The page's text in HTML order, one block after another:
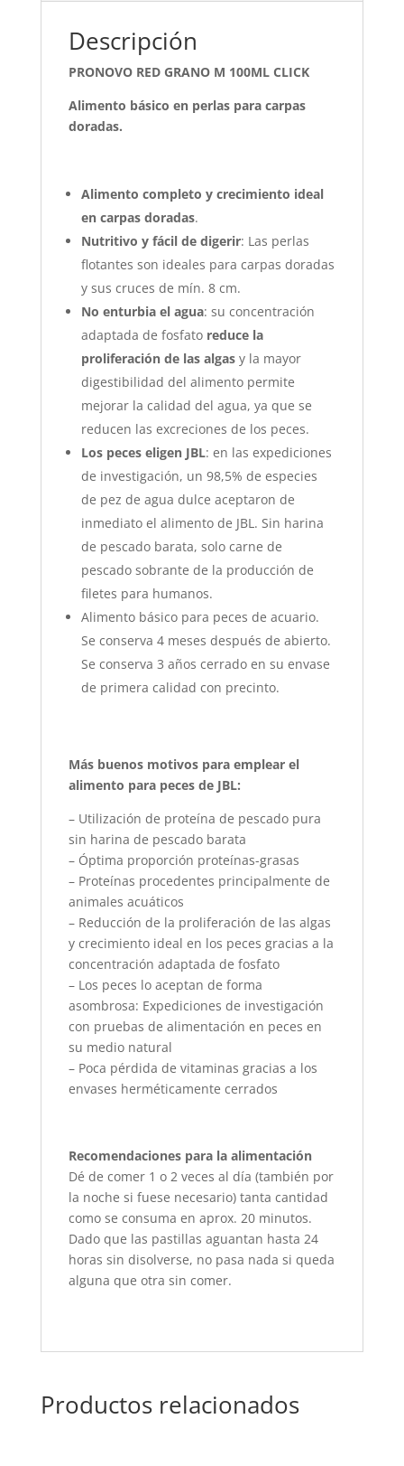
Descripción
PRONOVO RED GRANO M 100ML CLICK
Alimento básico en perlas para carpas
doradas.
Alimento completo y crecimiento ideal
en carpas doradas.
Nutritivo y fácil de digerir: Las perlas
flotantes son ideales para carpas doradas
y sus cruces de mín. 8 cm.
No enturbia el agua: su concentración
adaptada de fosfato reduce la
proliferación de las algasy la mayor
digestibilidad del alimento permite
mejorar la calidad del agua, ya que se
reducen las excreciones de los peces.
Los peces eligen JBL: en las expediciones
de investigación, un 98,5% de especies
de pez de agua dulce aceptaron de
inmediato el alimento de JBL. Sin harina
de pescado barata, solo carne de
pescado sobrante de la producción de
filetes para humanos.
Alimento básico para peces de acuario.
Se conserva 4 meses después de abierto.
Se conserva 3 años cerrado en su envase
de primera calidad con precinto.
Más buenos motivos para emplear el
alimento para peces de JBL:
– Utilización de proteína de pescado pura
sin harina de pescado barata
– Óptima proporción proteínas-grasas
– Proteínas procedentes principalmente de
animales acuáticos
– Reducción de la proliferación de las algas
y crecimiento ideal en los peces gracias a la
concentración adaptada de fosfato
– Los peces lo aceptan de forma
asombrosa: Expediciones de investigación
con pruebas de alimentación en peces en
su medio natural
– Poca pérdida de vitaminas gracias a los
envases herméticamente cerrados
Recomendaciones para la alimentación
Dé de comer 1 o 2 veces al día (también por
la noche si fuese necesario) tanta cantidad
como se consuma en aprox. 20 minutos.
Dado que las pastillas aguantan hasta 24
horas sin disolverse, no pasa nada si queda
alguna que otra sin comer.
Productos relacionados